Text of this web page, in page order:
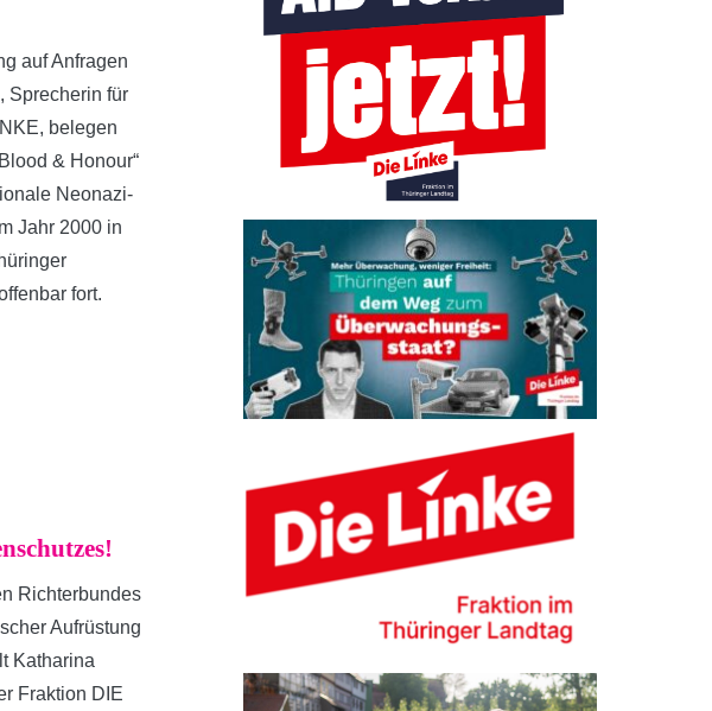
auf Anfragen
Sprecherin für
belegen
& Honour“
Neonazi-
Jahr 2000 in
fort.
Richterbundes
Aufrüstung
Katharina
Fraktion DIE